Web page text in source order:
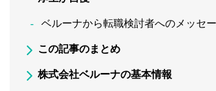
ベルーナから転職検討者へのメッセ
この記事のまとめ
株式会社ベルーナの基本情報